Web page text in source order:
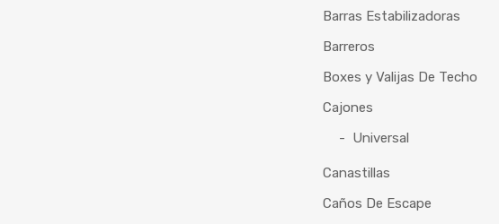
Barras Estabilizadoras
Barreros
Boxes y Valijas De Techo
Cajones
Universal
Canastillas
Caños De Escape